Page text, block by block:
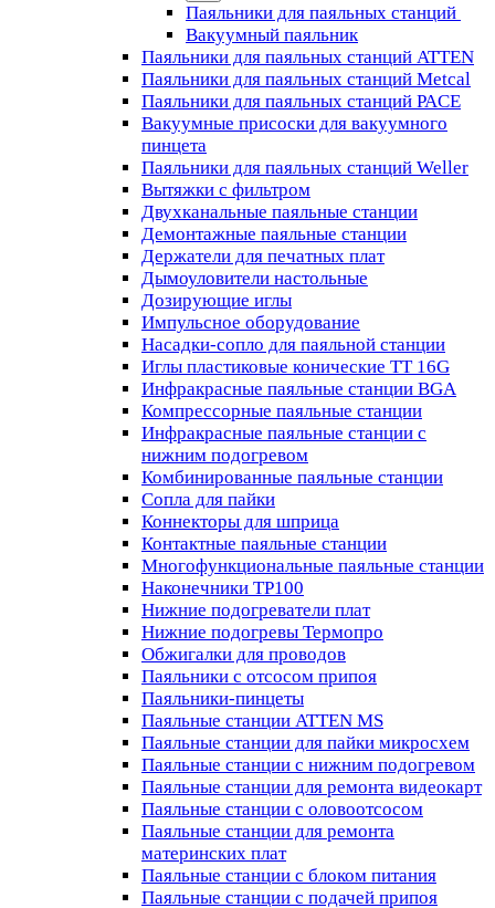
Паяльники для паяльных станций
Вакуумный паяльник
Паяльники для паяльных станций ATTEN
Паяльники для паяльных станций Metcal
Паяльники для паяльных станций PACE
Вакуумные присоски для вакуумного
пинцета
Паяльники для паяльных станций Weller
Вытяжки с фильтром
Двухканальные паяльные станции
Демонтажные паяльные станции
Держатели для печатных плат
Дымоуловители настольные
Дозирующие иглы
Импульсное оборудование
Насадки-сопло для паяльной станции
Иглы пластиковые конические TT 16G
Инфракрасные паяльные станции BGA
Компрессорные паяльные станции
Инфракрасные паяльные станции с
нижним подогревом
Комбинированные паяльные станции
Сопла для пайки
Коннекторы для шприца
Контактные паяльные станции
Многофункциональные паяльные станции
Наконечники TP100
Нижние подогреватели плат
Нижние подогревы Термопро
Обжигалки для проводов
Паяльники с отсосом припоя
Паяльники-пинцеты
Паяльные станции ATTEN MS
Паяльные станции для пайки микросхем
Паяльные станции с нижним подогревом
Паяльные станции для ремонта видеокарт
Паяльные станции с оловоотсосом
Паяльные станции для ремонта
материнских плат
Паяльные станции с блоком питания
Паяльные станции с подачей припоя